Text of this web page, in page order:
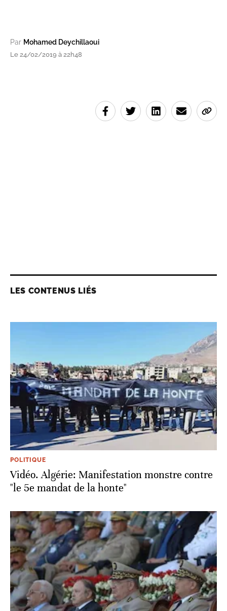
Par Mohamed Deychillaoui
Le 24/02/2019 à 22h48
LES CONTENUS LIÉS
POLITIQUE
Vidéo. Algérie: Manifestation monstre contre
"le 5e mandat de la honte"